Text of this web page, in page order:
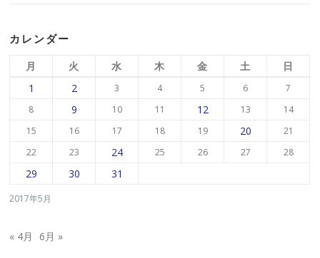
カレンダー
2017年5月
月 火 水 木 金 土
日
1
2 3 4 5 6
7
8
9 10 11 12 13
14
15
16 17 18 19 20
21
22
23 24 25 26 27 28
29 30 31
« 4月 6月 »